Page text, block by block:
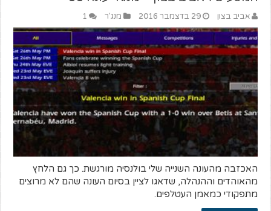
אביב בצון 29 בדצמבר 2016 מנג'ר 1
האכזבה מהעונה השנייה שלי בולנסיה מורגשת. כך גם הלחץ
מהאוהדים וההנהלה, שדאגו לציין בסיום העונה שהם לא מרוצים
מתפקודי כמאמן העטלפים.